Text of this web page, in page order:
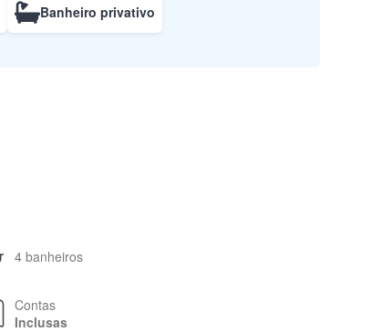
Banheiro privativo
4 banheiros
Contas
Inclusas